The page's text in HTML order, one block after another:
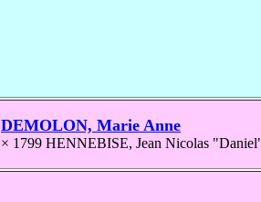
DEMOLON, Marie Anne
× 1799 HENNEBISE, Jean Nicolas